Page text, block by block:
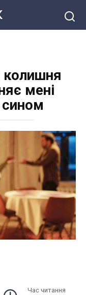
колишня
мені
сином
Час читання